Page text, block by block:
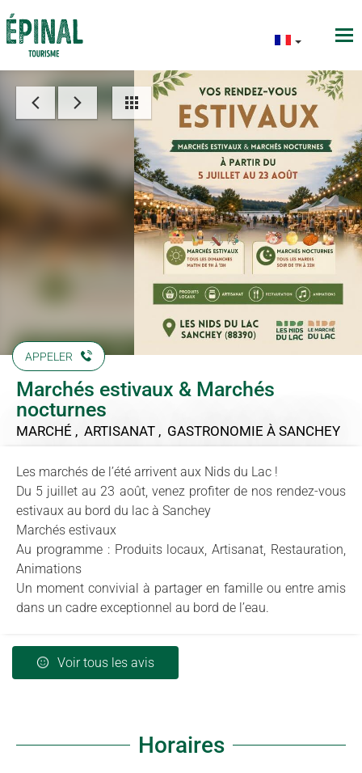
APPELER
Marchés estivaux & Marchés
nocturnes
MARCHÉ , ARTISANAT , GASTRONOMIE À SANCHEY
Les marchés de l’été arrivent aux Nids du Lac !
Du 5 juillet au 23 août, venez profiter de nos rendez-vous
estivaux au bord du lac à Sanchey
Marchés estivaux
Au programme : Produits locaux, Artisanat, Restauration,
Animations
Un moment convivial à partager en famille ou entre amis
dans un cadre exceptionnel au bord de l’eau.
Voir tous les avis
Horaires